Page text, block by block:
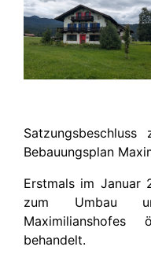
Bebauungsplan
Erstmals im Januar
zum Umbau
Maximilianshofes
behandelt.